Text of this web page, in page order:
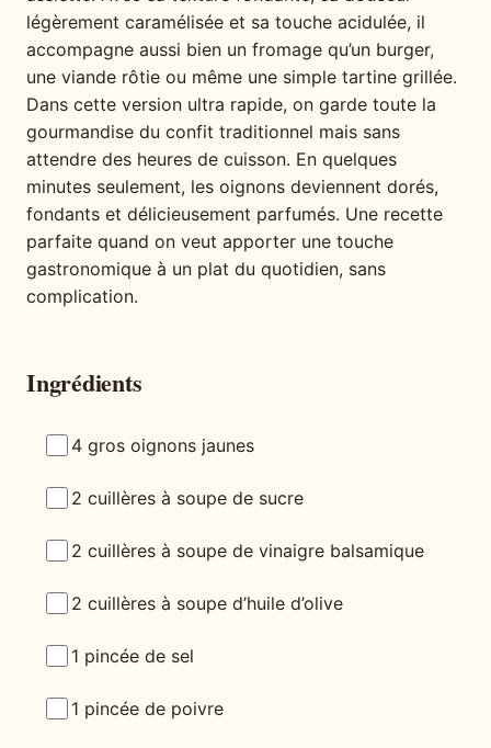
légèrement caramélisée et sa touche acidulée, il
accompagne aussi bien un fromage qu’un burger,
une viande rôtie ou même une simple tartine grillée.
Dans cette version ultra rapide, on garde toute la
gourmandise du confit traditionnel mais sans
attendre des heures de cuisson. En quelques
minutes seulement, les oignons deviennent dorés,
fondants et délicieusement parfumés. Une recette
parfaite quand on veut apporter une touche
gastronomique à un plat du quotidien, sans
complication.
Ingrédients
4 gros oignons jaunes
2 cuillères à soupe de sucre
2 cuillères à soupe de vinaigre balsamique
2 cuillères à soupe d’huile d’olive
1 pincée de sel
1 pincée de poivre